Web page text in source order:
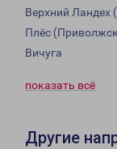
Верхний Ландех
Плёс
Вичуга
показать всё
Другие